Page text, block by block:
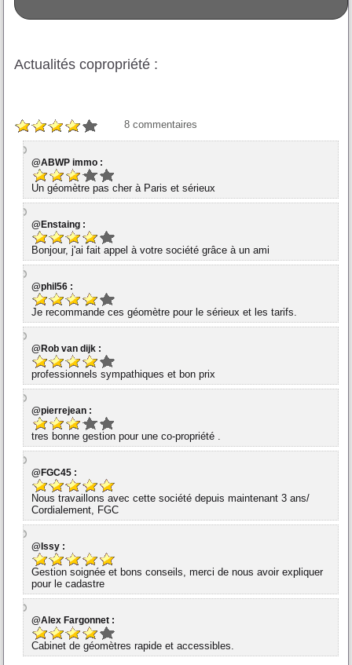
Actualités copropriété :
8 commentaires
@ABWP immo :
Un géomètre pas cher à Paris et sérieux
@Enstaing :
Bonjour, j'ai fait appel à votre société grâce à un ami
@phil56 :
Je recommande ces géomètre pour le sérieux et les tarifs.
@Rob van dijk :
professionnels sympathiques et bon prix
@pierrejean :
tres bonne gestion pour une co-propriété .
@FGC45 :
Nous travaillons avec cette société depuis maintenant 3 ans/
Cordialement, FGC
@Issy :
Gestion soignée et bons conseils, merci de nous avoir expliquer
pour le cadastre
@Alex Fargonnet :
Cabinet de géomètres rapide et accessibles.